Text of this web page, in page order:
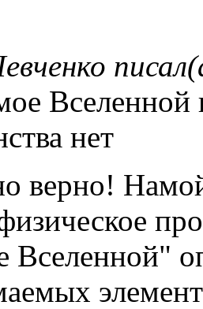
Вселенной
нет
верно!
Вселенной"